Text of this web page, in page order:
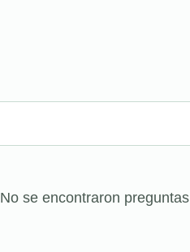
No se encontraron preguntas